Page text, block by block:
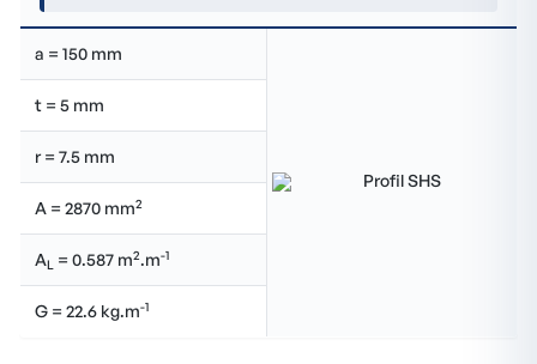
a = 150 mm
t = 5 mm
r = 7.5 mm
A = 2870 mm2
AL = 0.587 m2.m-1
G = 22.6 kg.m-1